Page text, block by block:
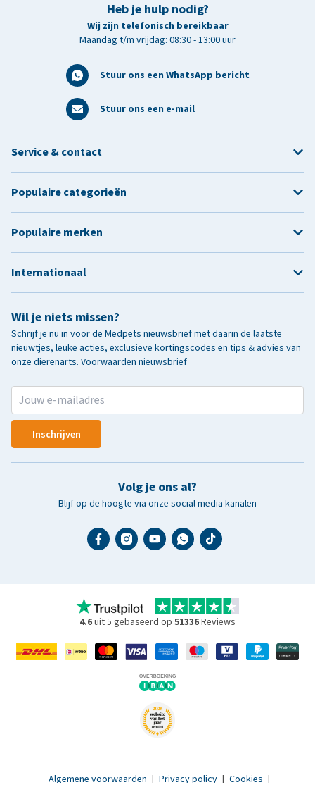
Heb je hulp nodig?
Wij zijn telefonisch bereikbaar
Maandag t/m vrijdag: 08:30 - 13:00 uur
Stuur ons een WhatsApp bericht
Stuur ons een e-mail
Wil je niets missen?
Schrijf je nu in voor de Medpets nieuwsbrief met daarin de laatste
nieuwtjes, leuke acties, exclusieve kortingscodes en tips & advies van
onze dierenarts. Voorwaarden nieuwsbrief
Inschrijven
Volg je ons al?
Blijf op de hoogte via onze social media kanalen
Service & contact
Populaire categorieën
Populaire merken
Internationaal
4.6uit 5 gebaseerd op 51336Reviews
Algemene voorwaarden | Privacy policy | Cookies |